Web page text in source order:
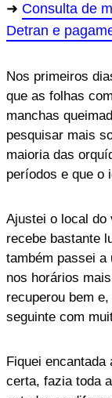
Consulta de
Detran e
Nos primeiros
que as folhas
manchas
pesquisar mais
maioria das
períodos e que o
Ajustei o local do
recebe bastante
também passei a
nos horários
recuperou bem
seguinte com
Fiquei
certa, fazia toda